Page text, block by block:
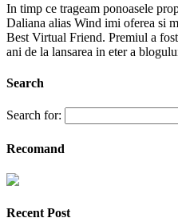
In timp ce trageam ponoasele
Daliana alias Wind imi oferea si
Best Virtual Friend. Premiul a
ani de la lansarea in eter a
Search
Search for:
Recomand
Recent Post